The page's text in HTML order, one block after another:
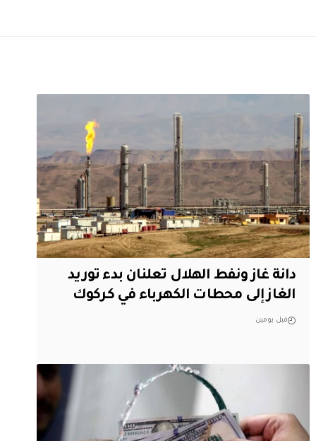
دانة غاز ونفط الهلال تعلنان بدء توريد
الغاز إلى محطات الكهرباء في كركوك
قبل يومين